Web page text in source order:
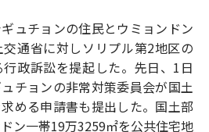
ュチョンの住民とウミョンドン
通省に対しソリプル第2地区の
政訴訟を提起した。先日、1日
チョンの非常対策委員会が国土
める申請書も提出した。国土部
ン一帯19万3259㎡を公共住宅地